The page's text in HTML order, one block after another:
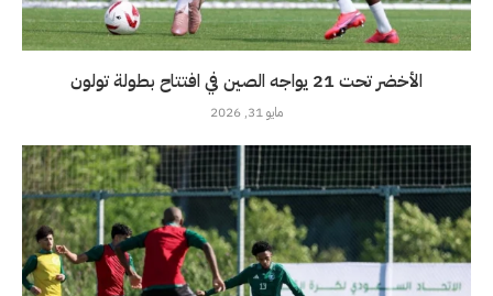
الأخضر تحت 21 يواجه الصين في افتتاح بطولة تولون
مايو 31, 2026